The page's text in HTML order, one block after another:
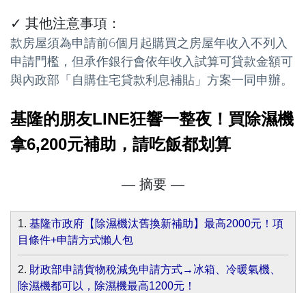
✓ 其他注意事項：
款房屋須為申請前6個月起購買之房屋年收入不列入
申請門檻，但承作銀行會依年收入試算可貸款金額可
與內政部「自購住宅貸款利息補貼」方案一同申辦。
基隆的朋友LINE狂響一整夜！買除濕機
拿6,200元補助，請吃飯都划算
— 摘要 —
1. 基隆市政府【除濕機汰舊換新補助】最高2000元！項
目條件+申請方式懶人包
2. 財政部申請貨物稅減免申請方式→冰箱、冷暖氣機、
除濕機都可以，除濕機最高1200元！